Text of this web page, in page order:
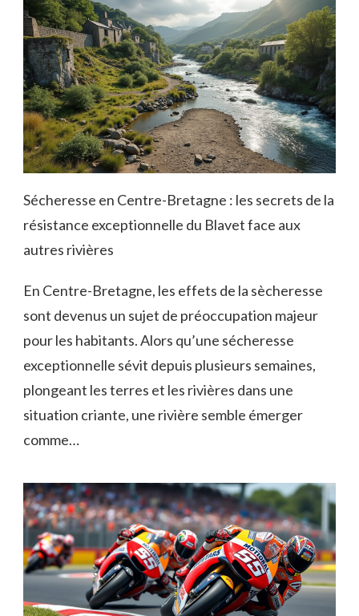
Sécheresse en Centre-Bretagne : les secrets de la
résistance exceptionnelle du Blavet face aux
autres rivières
En Centre-Bretagne, les effets de la sècheresse
sont devenus un sujet de préoccupation majeur
pour les habitants. Alors qu’une sécheresse
exceptionnelle sévit depuis plusieurs semaines,
plongeant les terres et les rivières dans une
situation criante, une rivière semble émerger
comme…